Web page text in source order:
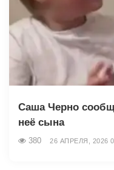
Саша Черно
неё сына
380 26 АПРЕЛЯ, 2026